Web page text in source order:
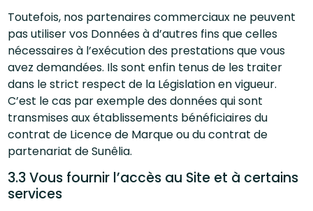
Toutefois, nos partenaires commerciaux ne peuvent
pas utiliser vos Données à d’autres fins que celles
nécessaires à l’exécution des prestations que vous
avez demandées. Ils sont enfin tenus de les traiter
dans le strict respect de la Législation en vigueur.
C’est le cas par exemple des données qui sont
transmises aux établissements bénéficiaires du
contrat de Licence de Marque ou du contrat de
partenariat de Sunêlia.
3.3 Vous fournir l’accès au Site et à certains
services